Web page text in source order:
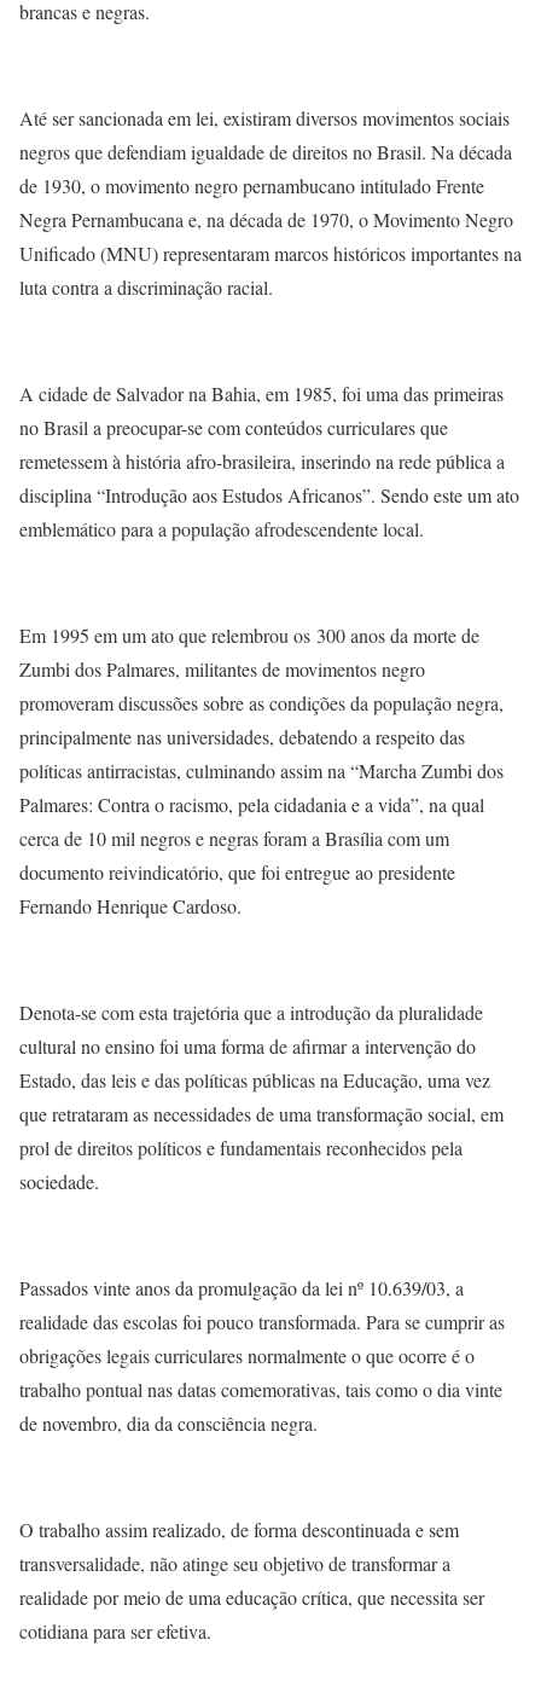
brancas e negras.
Até ser sancionada em lei, existiram diversos movimentos sociais
negros que defendiam igualdade de direitos no Brasil. Na década
de 1930, o movimento negro pernambucano intitulado Frente
Negra Pernambucana e, na década de 1970, o Movimento Negro
Unificado (MNU) representaram marcos históricos importantes na
luta contra a discriminação racial.
A cidade de Salvador na Bahia, em 1985, foi uma das primeiras
no Brasil a preocupar-se com conteúdos curriculares que
remetessem à história afro-brasileira, inserindo na rede pública a
disciplina “Introdução aos Estudos Africanos”. Sendo este um ato
emblemático para a população afrodescendente local.
Em 1995 em um ato que relembrou os 300 anos da morte de
Zumbi dos Palmares, militantes de movimentos negro
promoveram discussões sobre as condições da população negra,
principalmente nas universidades, debatendo a respeito das
políticas antirracistas, culminando assim na “Marcha Zumbi dos
Palmares: Contra o racismo, pela cidadania e a vida”, na qual
cerca de 10 mil negros e negras foram a Brasília com um
documento reivindicatório, que foi entregue ao presidente
Fernando Henrique Cardoso.
Denota-se com esta trajetória que a introdução da pluralidade
cultural no ensino foi uma forma de afirmar a intervenção do
Estado, das leis e das políticas públicas na Educação, uma vez
que retrataram as necessidades de uma transformação social, em
prol de direitos políticos e fundamentais reconhecidos pela
sociedade.
Passados vinte anos da promulgação da lei nº 10.639/03, a
realidade das escolas foi pouco transformada. Para se cumprir as
obrigações legais curriculares normalmente o que ocorre é o
trabalho pontual nas datas comemorativas, tais como o dia vinte
de novembro, dia da consciência negra.
O trabalho assim realizado, de forma descontinuada e sem
transversalidade, não atinge seu objetivo de transformar a
realidade por meio de uma educação crítica, que necessita ser
cotidiana para ser efetiva.